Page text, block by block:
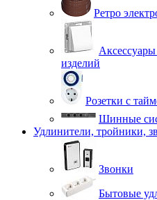
Ретро
изделий
Розетки с
Шинные
Удлинители, тройники,
Звонки
Бытовые